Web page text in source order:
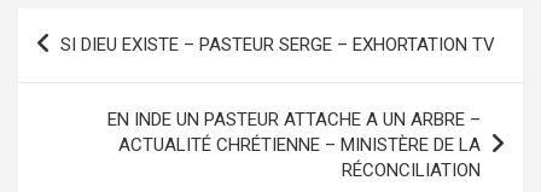
Navigation
l’article
SI DIEU EXISTE – PASTEUR SERGE – EXHORTATION TV
EN INDE UN PASTEUR ATTACHE A UN ARBRE –
ACTUALITÉ CHRÉTIENNE – MINISTÈRE DE LA
RÉCONCILIATION